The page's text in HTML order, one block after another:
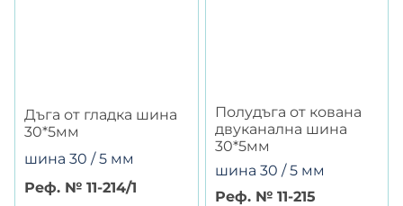
Дъга от гладка шина
30*5мм
шина 30 / 5 мм
Реф. № 11-214/1
Полудъга от кована
двуканална шина
30*5мм
шина 30 / 5 мм
Реф. № 11-215